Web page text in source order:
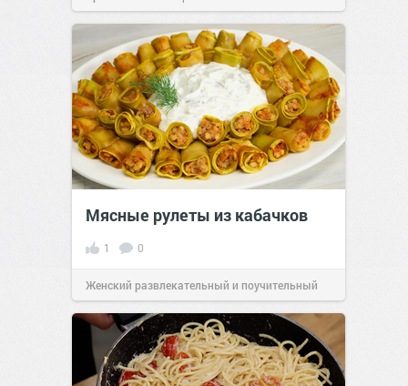
Мясные рулеты из кабачков
1 0
Женский развлекательный и поучительный
сайт.23:4106 авг 2026